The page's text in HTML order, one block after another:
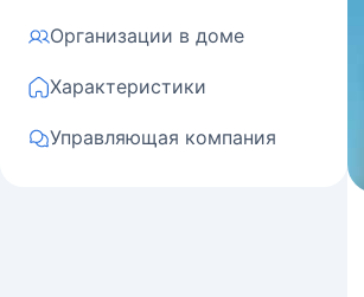
Организации в доме
Характеристики
Управляющая компания